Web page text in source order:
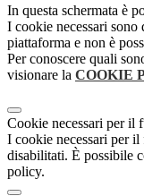
In questa schermata è
I cookie necessari
piattaforma e non è
Per conoscere quali
visionare la COOKIE
Cookie necessari per il
I cookie necessari per il
disabilitati. È possibile
policy.